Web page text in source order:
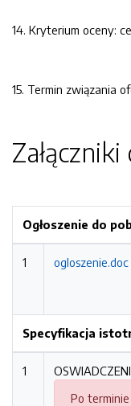
14. Kryterium oceny:
15. Termin związania
Ogłoszenie do
1
Specyfikacja
1
Po